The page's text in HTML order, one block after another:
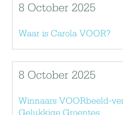
8 October 2025
Waar is Carola VOOR?
8 October 2025
Winnaars VOORbeeld-